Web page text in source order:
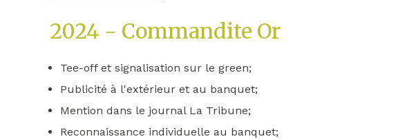
2024 - Commandite Or
Tee-off et signalisation sur le green;
Publicité à l'extérieur et au banquet;
Mention dans le journal La Tribune;
Reconnaissance individuelle au banquet;